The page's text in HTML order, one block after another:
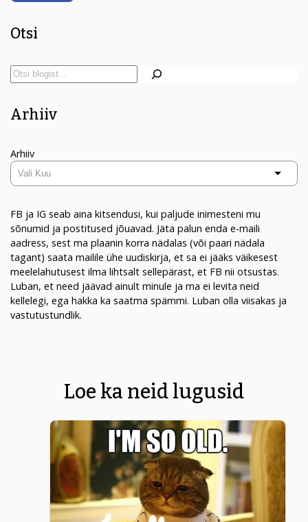
Otsi
Arhiiv
Arhiiv
FB ja IG seab aina kitsendusi, kui paljude inimesteni mu
sõnumid ja postitused jõuavad. Jäta palun enda e-maili
aadress, sest ma plaanin korra nädalas (või paari nädala
tagant) saata mailile ühe uudiskirja, et sa ei jääks väikesest
meelelahutusest ilma lihtsalt sellepärast, et FB nii otsustas.
Luban, et need jäävad ainult minule ja ma ei levita neid
kellelegi, ega hakka ka saatma spämmi. Luban olla viisakas ja
vastutustundlik.
Loe ka neid lugusid